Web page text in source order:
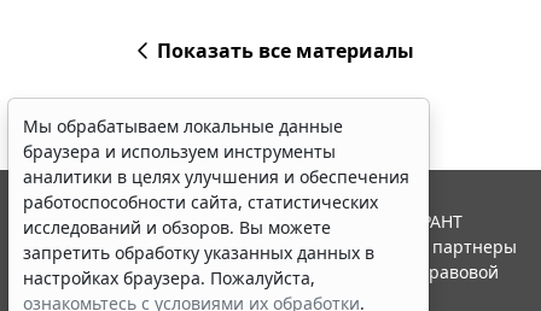
Показать все материалы
Мы обрабатываем локальные данные
браузера и используем инструменты
аналитики в целях улучшения и обеспечения
работоспособности сайта, статистических
исследований и обзоров. Вы можете
запретить обработку указанных данных в
настройках браузера. Пожалуйста,
ознакомьтесь с условиями их обработки.
© ООО "НПП "ГАРАНТ-СЕРВИС", 2026. Система ГАРАНТ
выпускается с 1990 года. Компания "Гарант" и ее партнеры
являются участниками Российской ассоциации правовой
информации ГАРАНТ.